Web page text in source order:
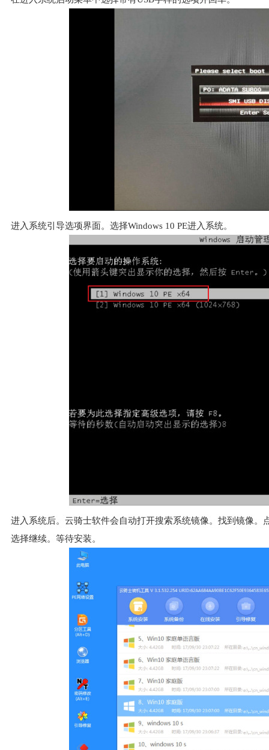
进入系统引导选项界面。选择Windows 10 PE进入系统。
进入系统后。云骑士软件会自动打开搜索系统镜像。找到镜像
选择继续。等待安装。